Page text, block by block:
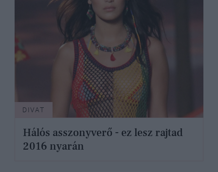
DIVAT
Hálós asszonyverő - ez lesz rajtad
2016 nyarán